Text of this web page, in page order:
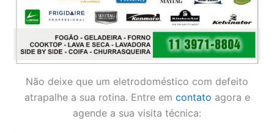
Não deixe que um eletrodoméstico com defeito
atrapalhe a sua rotina. Entre em contato agora e
agende a sua visita técnica: